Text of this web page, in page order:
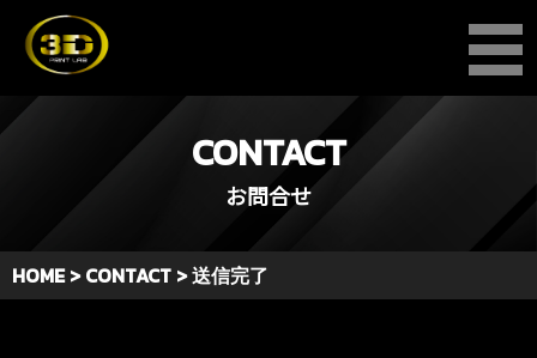
CONTACT
お問合せ
HOME > CONTACT > 送信完了